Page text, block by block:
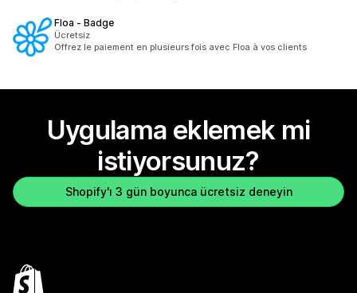
Floa ‑ Badge
Ücretsiz
Offrez le paiement en plusieurs fois avec Floa à vos clients
Uygulama eklemek mi
istiyorsunuz?
Shopify'ı 3 gün boyunca ücretsiz deneyin